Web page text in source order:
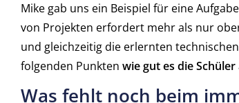
Mike gab uns ein Beispiel für eine
von Projekten erfordert mehr als nur
und gleichzeitig die erlernten
folgenden Punkten wie gut es die
Was fehlt noch beim